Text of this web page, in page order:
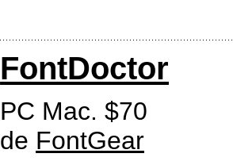
FontDoctor
PC Mac. $70
de FontGear